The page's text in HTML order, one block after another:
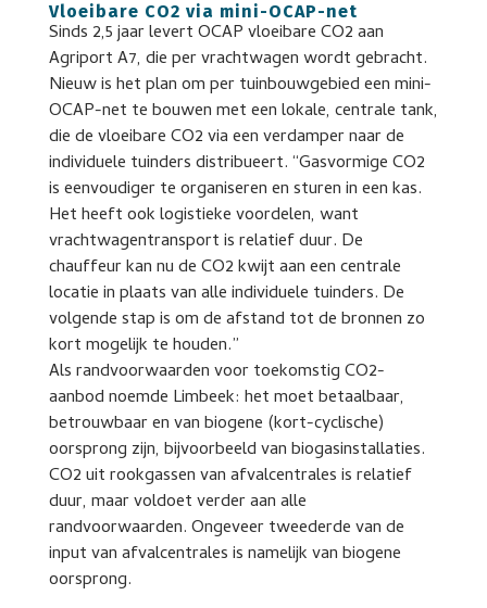
Vloeibare CO2 via mini-OCAP-net
Sinds 2,5 jaar levert OCAP vloeibare CO2 aan
Agriport A7, die per vrachtwagen wordt gebracht.
Nieuw is het plan om per tuinbouwgebied een mini-
OCAP-net te bouwen met een lokale, centrale tank,
die de vloeibare CO2 via een verdamper naar de
individuele tuinders distribueert. “Gasvormige CO2
is eenvoudiger te organiseren en sturen in een kas.
Het heeft ook logistieke voordelen, want
vrachtwagentransport is relatief duur. De
chauffeur kan nu de CO2 kwijt aan een centrale
locatie in plaats van alle individuele tuinders. De
volgende stap is om de afstand tot de bronnen zo
kort mogelijk te houden.”
Als randvoorwaarden voor toekomstig CO2-
aanbod noemde Limbeek: het moet betaalbaar,
betrouwbaar en van biogene (kort-cyclische)
oorsprong zijn, bijvoorbeeld van biogasinstallaties.
CO2 uit rookgassen van afvalcentrales is relatief
duur, maar voldoet verder aan alle
randvoorwaarden. Ongeveer tweederde van de
input van afvalcentrales is namelijk van biogene
oorsprong.